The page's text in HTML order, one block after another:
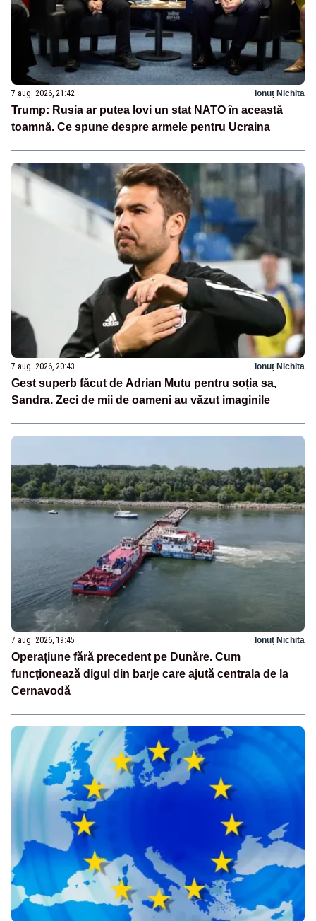
7 aug. 2026, 21:42 Ionuț Nichita
Trump: Rusia ar putea lovi un stat NATO în această
toamnă. Ce spune despre armele pentru Ucraina
7 aug. 2026, 20:43 Ionuț Nichita
Gest superb făcut de Adrian Mutu pentru soția sa,
Sandra. Zeci de mii de oameni au văzut imaginile
7 aug. 2026, 19:45 Ionuț Nichita
Operațiune fără precedent pe Dunăre. Cum
funcționează digul din barje care ajută centrala de la
Cernavodă